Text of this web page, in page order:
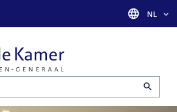
Taal
NL